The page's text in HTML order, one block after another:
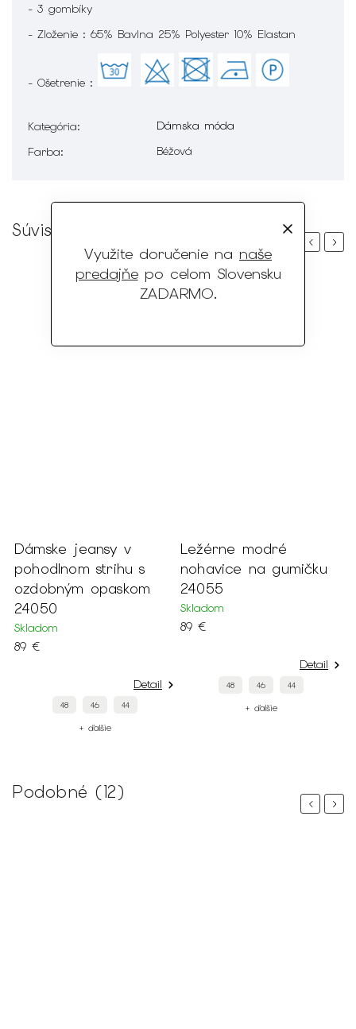
Využite doručenie na naše
predajňepo celom Slovensku
ZADARMO.
- 3 gombíky
- Zloženie : 65% Bavlna 25% Polyester 10% Elastan
- Ošetrenie :
Kategória:
Dámska móda
Farba: Béžová
Súvisiaci tovar
Previous
Dámske jeansy v
pohodlnom strihu s
ozdobným opaskom
24050
Skladom
89 €
Detail
48 46 44
+ ďalšie
Ležérne modré
nohavice na gumičku
24055
Skladom
89 €
Detail
48 46 44
+ ďalšie
Next
Podobné (12)
PreviousNext